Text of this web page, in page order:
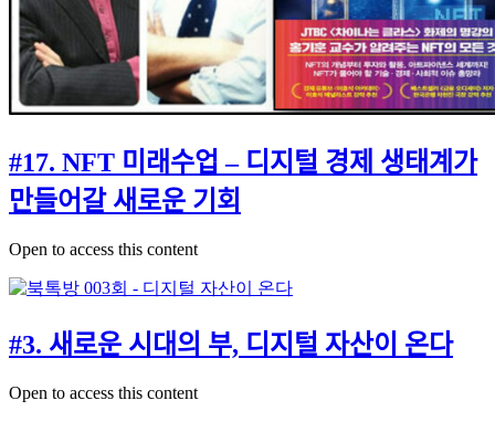
#17. NFT 미래수업 – 디지털 경제 생태계가
만들어갈 새로운 기회
Open to access this content
#3. 새로운 시대의 부, 디지털 자산이 온다
Open to access this content